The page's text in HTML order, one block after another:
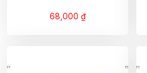
68,000 ₫